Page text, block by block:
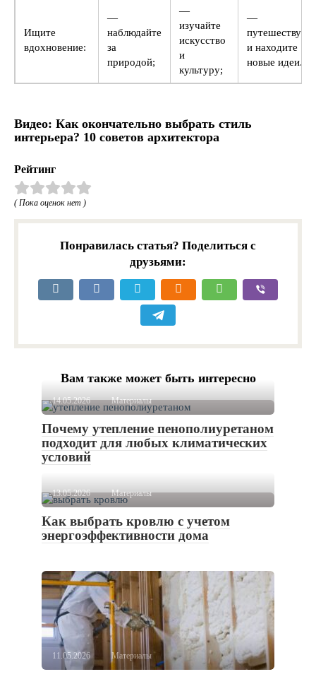
Ищите
вдохновение:
—
наблюдайте
за
природой;
—
изучайте
искусство
и
культуру;
—
путешествуйте
и находите
новые идеи.
Видео: Как окончательно выбрать стиль
интерьера? 10 советов архитектора
Рейтинг
( Пока оценок нет )
Понравилась статья? Поделиться с
друзьями:
Вам также может быть интересно
14.05.2026 Материалы
Почему утепление пенополиуретаном
подходит для любых климатических
условий
13.05.2026 Материалы
Как выбрать кровлю с учетом
энергоэффективности дома
11.05.2026 Материалы